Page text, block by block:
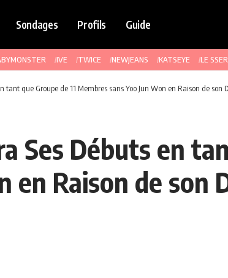
Sondages Profils Guide
IVE TWICE NEWJEANS KATSEYE LE
tant que Groupe de 11 Membres sans Yoo Jun Won en Raison de son
Ses Débuts en
en Raison de